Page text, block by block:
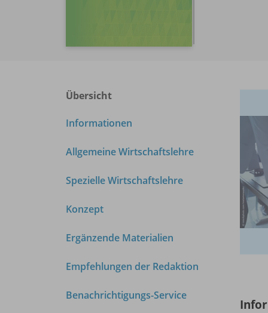
Übersicht
Informationen
Allgemeine Wirtschaftslehre
Spezielle Wirtschaftslehre
Konzept
Ergänzende Materialien
Empfehlungen der Redaktion
Benachrichtigungs-Service